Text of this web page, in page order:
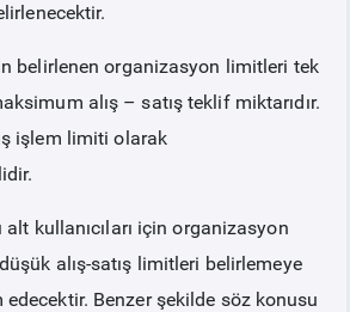
belirlenen organizasyon limitleri tek
alış – satış teklif miktarıdır.
işlem limiti olarak
alt kullanıcıları için organizasyon
alış-satış limitleri belirlemeye
edecektir. Benzer şekilde söz konusu